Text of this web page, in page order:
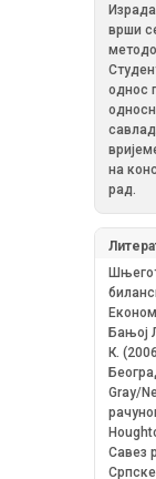
врши
однос
на
рад.
Бањој
К.
Gray/
Савез